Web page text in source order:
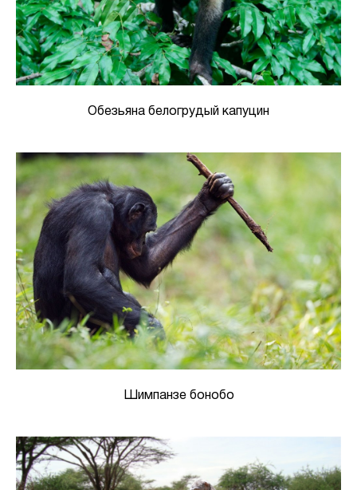
Обезьяна белогрудый капуцин
Шимпанзе бонобо